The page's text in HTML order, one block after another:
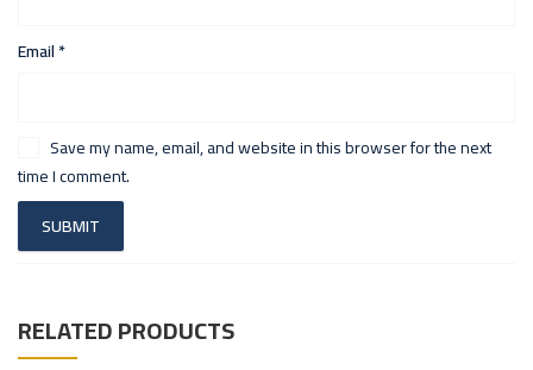
Email*
Save my name, email, and website in this browser for the next
time I comment.
RELATED PRODUCTS